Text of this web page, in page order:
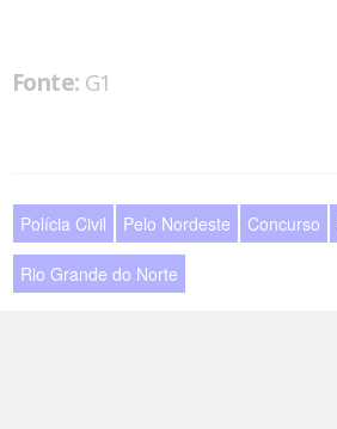
Fonte: G1
Polícia Civil Pelo Nordeste Concurso
Rio Grande do Norte